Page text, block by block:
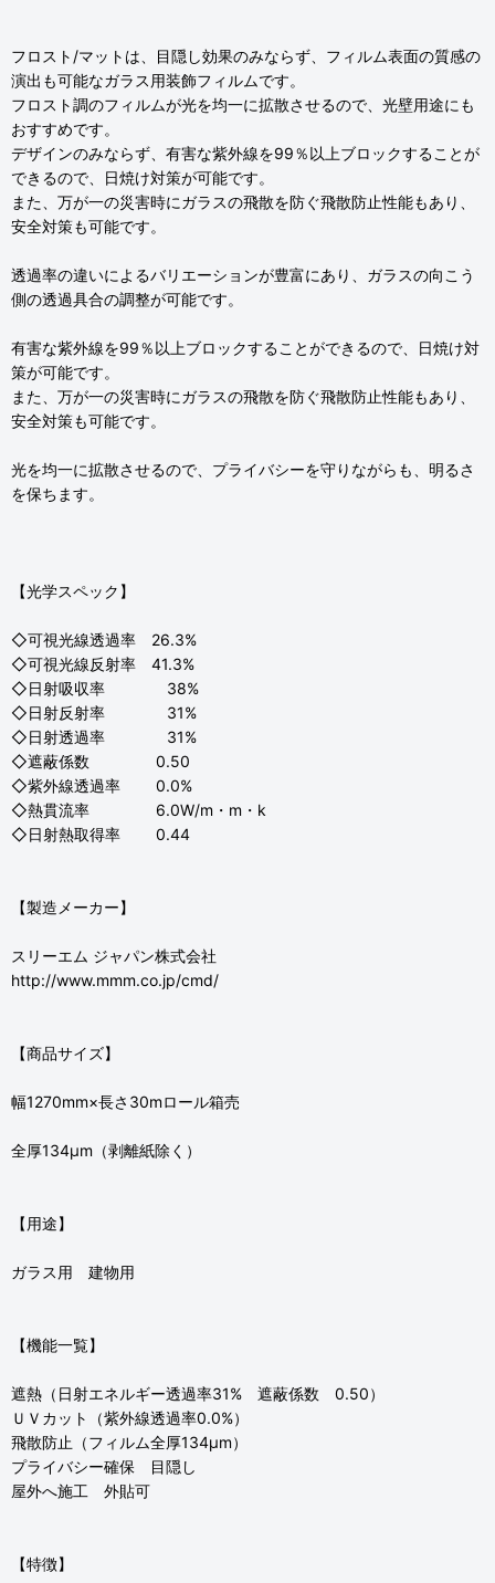
フロスト/マットは、目隠し効果のみならず、フィルム表面の質感の
演出も可能なガラス用装飾フィルムです。
フロスト調のフィルムが光を均一に拡散させるので、光壁用途にも
おすすめです。
デザインのみならず、有害な紫外線を99％以上ブロックすることが
できるので、日焼け対策が可能です。
また、万が一の災害時にガラスの飛散を防ぐ飛散防止性能もあり、
安全対策も可能です。
透過率の違いによるバリエーションが豊富にあり、ガラスの向こう
側の透過具合の調整が可能です。
有害な紫外線を99％以上ブロックすることができるので、日焼け対
策が可能です。
また、万が一の災害時にガラスの飛散を防ぐ飛散防止性能もあり、
安全対策も可能です。
光を均一に拡散させるので、プライバシーを守りながらも、明るさ
を保ちます。
【光学スペック】
◇可視光線透過率 26.3%
◇可視光線反射率 41.3%
◇日射吸収率 38%
◇日射反射率 31%
◇日射透過率 31%
◇遮蔽係数 0.50
◇紫外線透過率 0.0%
◇熱貫流率 6.0W/m・m・k
◇日射熱取得率 0.44
【製造メーカー】
スリーエム ジャパン株式会社
http://www.mmm.co.jp/cmd/
【商品サイズ】
幅1270mm×長さ30mロール箱売
全厚134μm（剥離紙除く）
【用途】
ガラス用 建物用
【機能一覧】
遮熱（日射エネルギー透過率31% 遮蔽係数 0.50）
ＵＶカット（紫外線透過率0.0%）
飛散防止（フィルム全厚134μm）
プライバシー確保 目隠し
屋外へ施工 外貼可
【特徴】